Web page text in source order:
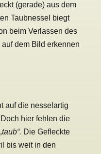
(gerade) aus dem
Taubnessel biegt
beim Verlassen des
dem Bild erkennen
auf die nesselartig
hier fehlen die
„taub“. Die Gefleckte
bis weit in den